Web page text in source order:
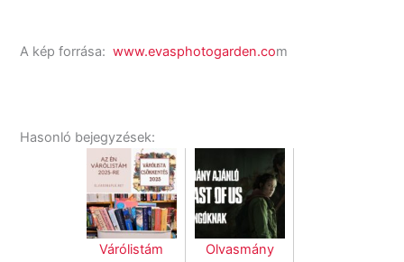
A kép forrása:www.evasphotogarden.com
Hasonló bejegyzések:
Várólistám
Olvasmány